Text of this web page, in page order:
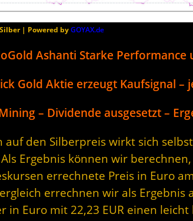
| Powered byGOYAX.de
Ashanti Starke
Gold Aktie erzeugt Kaufsignal –
Mining – Dividende ausgesetzt –
auf den Silberpreis wirkt sich
Ergebnis können wir
errechnete Preis in Euro
errechnen wir als Ergebnis
in Euro mit 22,23 EUR einen